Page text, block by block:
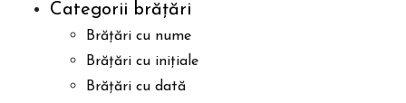
Categorii brățări
Brățări cu nume
Brățări cu inițiale
Brățări cu dată